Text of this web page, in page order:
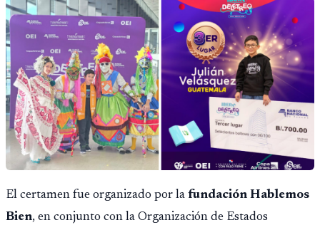
El certamen fue organizado por la fundación Hablemos
Bien, en conjunto con la Organización de Estados